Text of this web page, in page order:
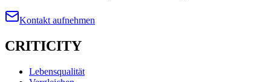
Kontakt aufnehmen
CRITICITY
Lebensqualität